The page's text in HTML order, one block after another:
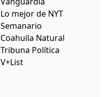
Lo mejor de NYT
Semanario
Coahuila Natural
Tribuna Política
V+List